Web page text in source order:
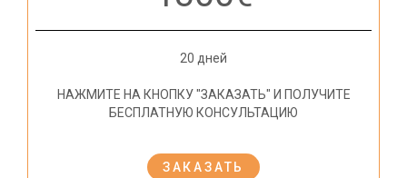
20 дней
НАЖМИТЕ НА КНОПКУ "ЗАКАЗАТЬ" И ПОЛУЧИТЕ
БЕСПЛАТНУЮ КОНСУЛЬТАЦИЮ
ЗАКАЗАТЬ